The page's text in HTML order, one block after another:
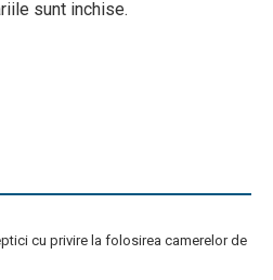
sunt inchise.
cu privire la folosirea camerelor de